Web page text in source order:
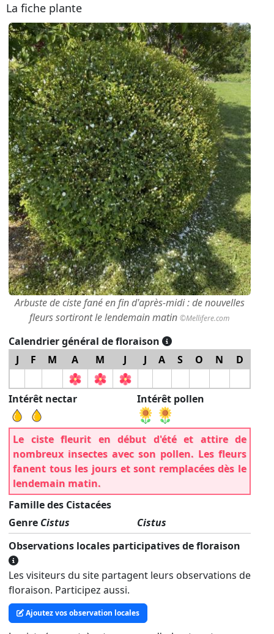
La fiche plante
Arbuste de ciste fané en fin d'après-midi : de nouvelles
fleurs sortiront le lendemain matin ©Mellifere.com
Calendrier général de floraison
J
F M A M J J A S O N D
Intérêt nectar Intérêt pollen
Le ciste fleurit en début d'été et attire de
nombreux insectes avec son pollen. Les fleurs
fanent tous les jours et sont remplacées dès le
lendemain matin.
Famille des Cistacées
Genre Cistus
Cistus
Observations locales participatives de floraison
Les visiteurs du site partagent leurs observations de
floraison. Participez aussi.
Ajoutez vos observation locales